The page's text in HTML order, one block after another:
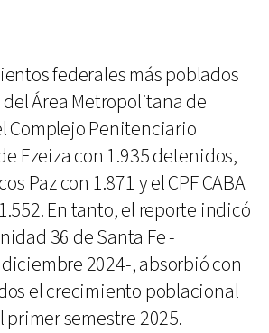
federales más poblados
del Área Metropolitana de
Complejo Penitenciario
Ezeiza con 1.935 detenidos,
Paz con 1.871 y el CPF CABA
En tanto, el reporte indicó
36 de Santa Fe -
2024-, absorbió con
el crecimiento poblacional
primer semestre 2025.